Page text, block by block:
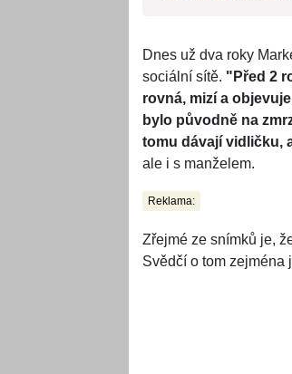
Dnes už dva roky
sociální sítě. "Před 2
rovná, mizí a
bylo původně na
tomu dávají vidličku,
ale i s manželem.
Reklama:
Zřejmé ze snímků je,
Svědčí o tom zejména